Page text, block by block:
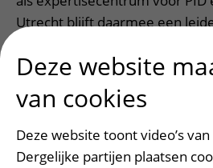
Utrecht blijft daarmee een
wetenschappelijke
Met haar benoeming wordt
zorg verder verbeterd, maar
onderzoek naar nieuwe
methoden naar een hoger
Deze website
van cookies
Deze website toont video’s
Dergelijke partijen plaatsen